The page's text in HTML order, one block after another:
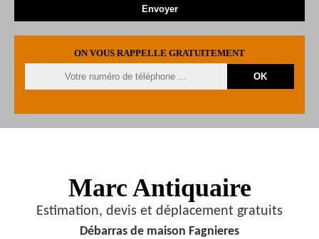
ON VOUS RAPPELLE GRATUITEMENT
Marc Antiquaire
Estimation, devis et déplacement gratuits
Débarras de maison Fagnieres